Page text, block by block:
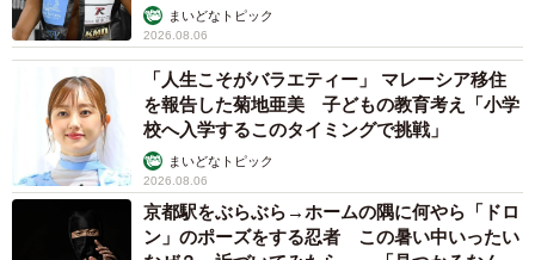
まいどなトピック
2026.08.06
「人生こそがバラエティー」 マレーシア移住
を報告した菊地亜美 子どもの教育考え「小学
校へ入学するこのタイミングで挑戦」
まいどなトピック
2026.08.06
京都駅をぶらぶら→ホームの隅に何やら「ドロ
ン」のポーズをする忍者 この暑い中いったい